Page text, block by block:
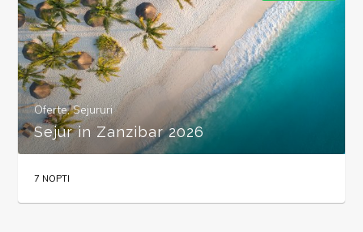
Oferte,Sejururi
Sejur in Zanzibar 2026
7 NOPTI